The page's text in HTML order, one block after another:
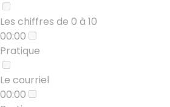
Les chiffres de 0 à 10
00:00
Pratique
Le courriel
00:00